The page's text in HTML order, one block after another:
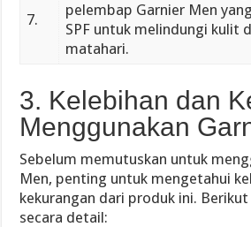
7.
pelembap Garnier Men
SPF untuk melindungi kulit
matahari.
3. Kelebihan dan
Menggunakan
Sebelum memutuskan untuk
Men, penting untuk mengetahui
kekurangan dari produk ini.
secara detail: